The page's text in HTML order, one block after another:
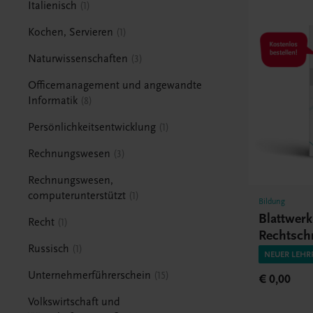
Italienisch 1
Kochen, Servieren 1
Naturwissenschaften 3
Officemanagement und angewandte
Informatik 8
Persönlichkeitsentwicklung 1
Rechnungswesen 3
Rechnungswesen,
computerunterstützt 1
Recht 1
Russisch 1
Unternehmerführerschein 15
Volkswirtschaft und
Bildung
HAK/
NEUER
€ 0,00